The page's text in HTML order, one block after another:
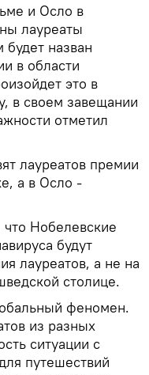
и Осло в
лауреаты
назван
в области
это в
в своем завещании
отметил
лауреатов премии
а в Осло -
Нобелевские
будут
лауреатов, а не на
столице.
феномен.
из разных
ситуации с
путешествий